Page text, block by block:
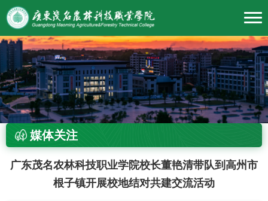
媒体关注
广东茂名农林科技职业学院校长董艳清带队到高州市
根子镇开展校地结对共建交流活动